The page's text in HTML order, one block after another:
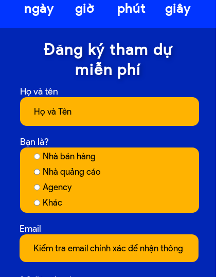
ngày giờ phút giây
Họ và tên
Email
Nhà bán hàng
Nhà quảng cáo
Agency
Khác
Bạn là?
Đăng ký tham dự
miễn phí